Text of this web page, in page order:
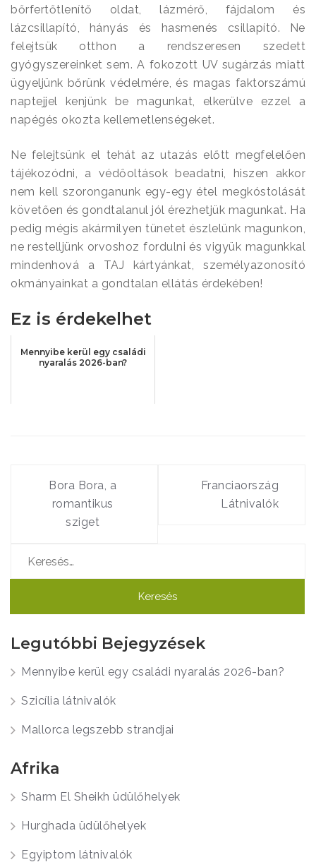
bőrfertőtlenítő oldat, lázmérő, fájdalom és
lázcsillapító, hányás és hasmenés csillapító. Ne
felejtsük otthon a rendszeresen szedett
gyógyszereinket sem. A fokozott UV sugárzás miatt
ügyeljünk bőrünk védelmére, és magas faktorszámú
naptejjel kenjünk be magunkat, elkerülve ezzel a
napégés okozta kellemetlenségeket.
Ne felejtsünk el tehát az utazás előtt megfelelően
tájékozódni, a védőoltások beadatni, hiszen akkor
nem kell szoronganunk egy-egy étel megkóstolását
követően és gondtalanul jól érezhetjük magunkat. Ha
pedig mégis akármilyen tünetet észlelünk magunkon,
ne restelljünk orvoshoz fordulni és vigyük magunkkal
mindenhová a TAJ kártyánkat, személyazonosító
okmányainkat a gondtalan ellátás érdekében!
Ez is érdekelhet
Mennyibe kerül egy családi
nyaralás 2026-ban?
navigáció
Bora Bora, a
romantikus
sziget
Franciaország
Látnivalók
Legutóbbi Bejegyzések
Mennyibe kerül egy családi nyaralás 2026-ban?
Szicília látnivalók
Mallorca legszebb strandjai
Afrika
Sharm El Sheikh üdülőhelyek
Hurghada üdülőhelyek
Egyiptom látnivalók